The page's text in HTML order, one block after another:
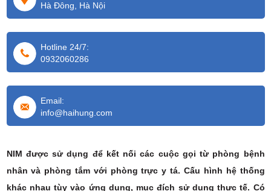
Hà Đông, Hà Nội
Hotline 24/7:
0932060286
Email:
info@haihung.com
NIM được sử dụng để kết nối các cuộc gọi từ phòng bệnh
nhân và phòng tắm với phòng trực y tá. Cấu hình hệ thống
khác nhau tùy vào ứng dụng, mục đích sử dụng thực tế. Có